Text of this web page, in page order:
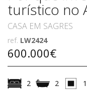
turístico no
CASA EM SAGRES
ref. LW2424
600.000€
2 2